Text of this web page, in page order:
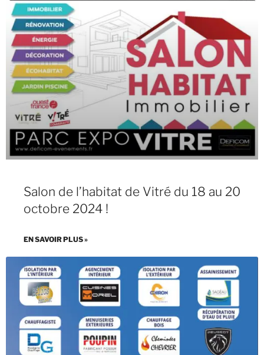
Salon de l’habitat de Vitré du 18 au 20
octobre 2024 !
EN SAVOIR PLUS »